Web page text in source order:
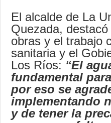
El alcalde de La
Quezada,
obras y el trabajo
sanitaria y el
Los Ríos: “El
fundamental
por eso se
implementando
y de tener la